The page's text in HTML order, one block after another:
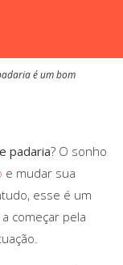
é um bom
padaria? O sonho
e mudar sua
esse é um
começar pela